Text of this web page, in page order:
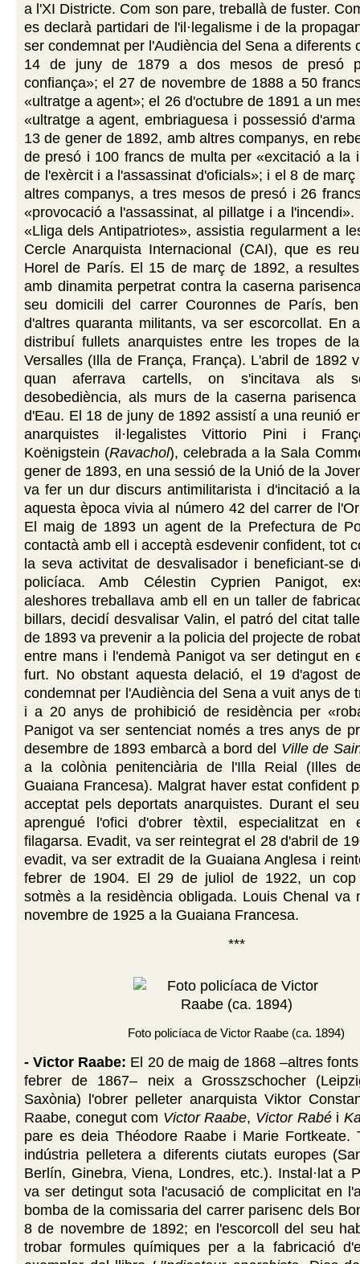
a l'XI Districte. Com son pare, treballà de fuster.
es declarà partidari de l'il·legalisme i de la
ser condemnat per l'Audiència del Sena a diferents
14 de juny de 1879 a dos mesos de presó
confiança»; el 27 de novembre de 1888 a 50
«ultratge a agent»; el 26 d'octubre de 1891 a un
«ultratge a agent, embriaguesa i possessió
13 de gener de 1892, amb altres companys, en
de presó i 100 francs de multa per «excitació a la
de l'exèrcit i a l'assassinat d'oficials»; i el 8 de
altres companys, a tres mesos de presó i 26
«provocació a l'assassinat, al pillatge i a l'incendi».
«Lliga dels Antipatriotes», assistia regularment a
Cercle Anarquista Internacional (CAI), que es
Horel de París. El 15 de març de 1892, a
amb dinamita perpetrat contra la caserna
seu domicili del carrer Couronnes de París,
d'altres quaranta militants, va ser escorcollat. En
distribuí fullets anarquistes entre les tropes de
Versalles (Illa de França, França). L'abril de 1892
quan aferrava cartells, on s'incitava als
desobediència, als murs de la caserna
d'Eau. El 18 de juny de 1892 assistí a una reunió
anarquistes il·legalistes Vittorio Pini i
Koënigstein (Ravachol), celebrada a la Sala
gener de 1893, en una sessió de la Unió de la
va fer un dur discurs antimilitarista i d'incitació a
aquesta època vivia al número 42 del carrer de
El maig de 1893 un agent de la Prefectura de
contactà amb ell i acceptà esdevenir confident, tot
la seva activitat de desvalisador i beneficiant-se
policíaca. Amb Célestin Cyprien Panigot,
aleshores treballava amb ell en un taller de
billars, decidí desvalisar Valin, el patró del citat
de 1893 va prevenir a la policia del projecte de
entre mans i l'endemà Panigot va ser detingut en
furt. No obstant aquesta delació, el 19 d'agost
condemnat per l'Audiència del Sena a vuit anys de
i a 20 anys de prohibició de residència per
Panigot va ser sentenciat només a tres anys de
desembre de 1893 embarcà a bord del Ville de
a la colònia penitenciària de l'Illa Reial (Illes
Guaiana Francesa). Malgrat haver estat confident
acceptat pels deportats anarquistes. Durant el
aprengué l'ofici d'obrer tèxtil, especialitzat en
filagarsa. Evadit, va ser reintegrat el 28 d'abril de
evadit, va ser extradit de la Guaiana Anglesa i
febrer de 1904. El 29 de juliol de 1922, un
sotmès a la residència obligada. Louis Chenal va
novembre de 1925 a la Guaiana Francesa.
***
Foto policíaca de Victor Raabe (ca. 1894)
- Victor Raabe: El 20 de maig de 1868 –altres
febrer de 1867– neix a Grosszschocher
Saxònia) l'obrer pelleter anarquista Viktor
Raabe, conegut com Victor Raabe, Victor Rabéi
pare es deia Théodore Raabe i Marie Fortkeate.
indústria pelletera a diferents ciutats europes
Berlín, Ginebra, Viena, Londres, etc.). Instal·lat a
va ser detingut sota l'acusació de complicitat en
bomba de la comissaria del carrer parisenc dels
8 de novembre de 1892; en l'escorcoll del seu
trobar formules químiques per a la fabricació